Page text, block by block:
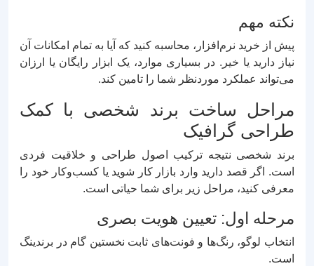
نکته مهم
پیش از خرید نرم‌افزار، محاسبه کنید که آیا به تمام امکانات آن
نیاز دارید یا خیر. در بسیاری موارد، یک ابزار رایگان یا ارزان
می‌تواند عملکرد موردنظر شما را تامین کند.
مراحل ساخت برند شخصی با کمک
طراحی گرافیک
برند شخصی نتیجه ترکیب اصول طراحی و خلاقیت فردی
است. اگر قصد دارید وارد بازار کار شوید یا کسب‌وکار خود را
معرفی کنید، مراحل زیر برای شما حیاتی است.
مرحله اول: تعیین هویت بصری
انتخاب لوگو، رنگ‌ها و فونت‌های ثابت نخستین گام در برندینگ
است.